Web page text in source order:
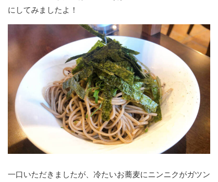
にしてみましたよ！
一口いただきましたが、冷たいお蕎麦にニンニクがガツン